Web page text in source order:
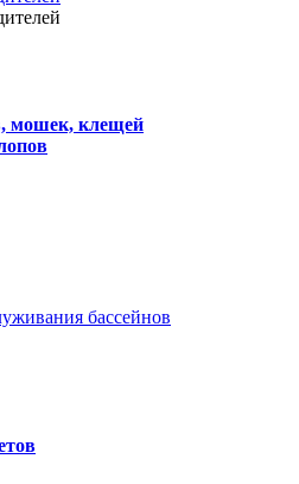
мошек, клещей
бассейнов